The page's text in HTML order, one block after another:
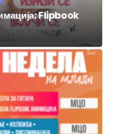
Flipbook